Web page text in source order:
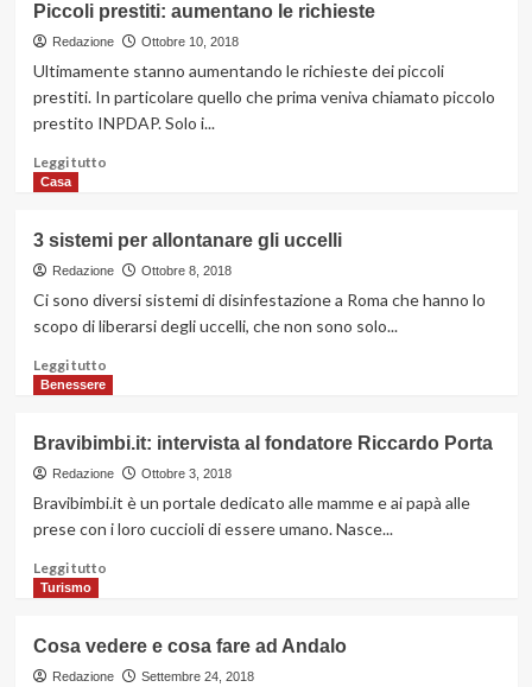
Etnie
a
Milano,
quante
ne
esistono
multietnica
Piccoli prestiti: aumentano le richieste
Redazione Ottobre 10, 2018
Ultimamente stanno aumentando le richieste dei piccoli
prestiti. In particolare quello che prima veniva chiamato piccolo
prestito INPDAP. Solo i...
Leggi tuttoLeggi
Piccoli
prestiti:
aumentano
le
Casa
3 sistemi per allontanare gli uccelli
Redazione Ottobre 8, 2018
Ci sono diversi sistemi di disinfestazione a Roma che hanno lo
scopo di liberarsi degli uccelli, che non sono solo...
Leggi tuttoLeggi
di
3
sistemi
per
allontanare
uccelli
Benessere
Bravibimbi.it: intervista al fondatore Riccardo Porta
Redazione Ottobre 3, 2018
Bravibimbi.it è un portale dedicato alle mamme e ai papà alle
prese con i loro cuccioli di essere umano. Nasce...
Leggi tuttoLeggi
Bravibimbi.it:
intervista
Turismo
Cosa vedere e cosa fare ad Andalo
Redazione Settembre 24, 2018